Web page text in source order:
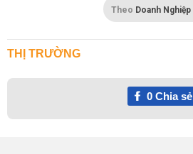
Theo Doanh
THỊ TRƯỜNG
0Chia sẻ